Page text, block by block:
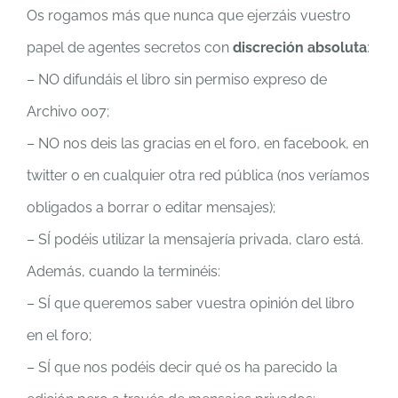
Os rogamos más que nunca que ejerzáis vuestro
papel de agentes secretos con discreción absoluta:
– NO difundáis el libro sin permiso expreso de
Archivo 007;
– NO nos deis las gracias en el foro, en facebook, en
twitter o en cualquier otra red pública (nos veríamos
obligados a borrar o editar mensajes);
– SÍ podéis utilizar la mensajería privada, claro está.
Además, cuando la terminéis:
– SÍ que queremos saber vuestra opinión del libro
en el foro;
– SÍ que nos podéis decir qué os ha parecido la